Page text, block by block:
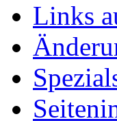
Links